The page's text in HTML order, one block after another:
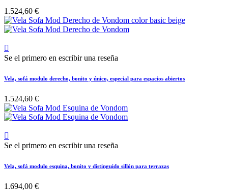
1.524,60 €

Se el primero en escribir una reseña
Vela, sofá modulo derecho, bonito y único, especial para espacios abiertos
1.524,60 €

Se el primero en escribir una reseña
Vela, sofá modulo esquina, bonito y distinguido sillón para terrazas
1.694,00 €